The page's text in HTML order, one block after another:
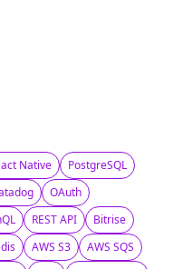
Native
PostgreSQL
OAuth
REST API
Bitrise
AWS S3
AWS SQS